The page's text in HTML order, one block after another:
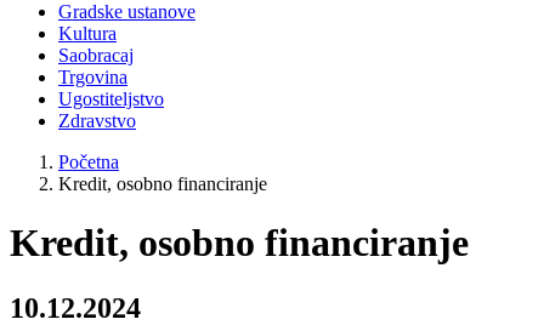
Gradske ustanove
Kultura
Saobracaj
Trgovina
Ugostiteljstvo
Zdravstvo
Početna
Kredit, osobno financiranje
Kredit, osobno financiranje
10.12.2024